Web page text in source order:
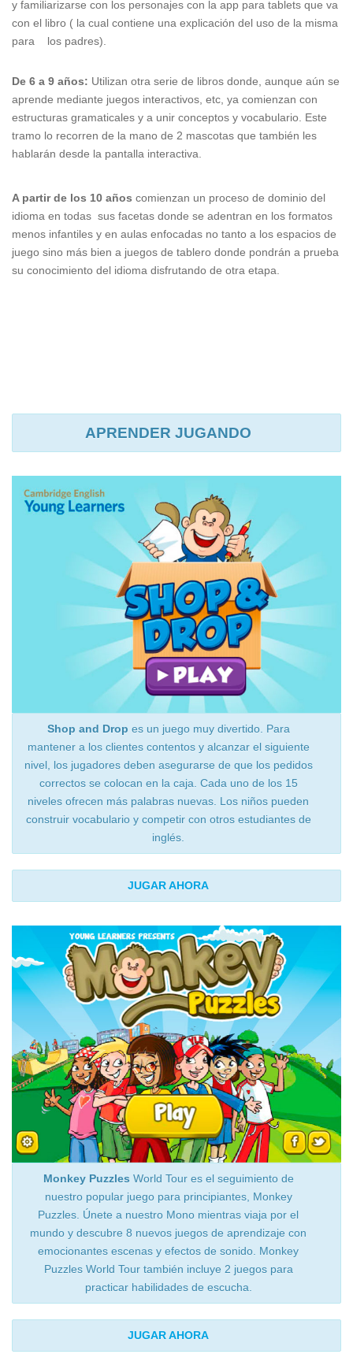
y familiarizarse con los personajes con la app para tablets que va
con el libro ( la cual contiene una explicación del uso de la misma
para los padres).
De 6 a 9 años: Utilizan otra serie de libros donde, aunque aún se
aprende mediante juegos interactivos, etc, ya comienzan con
estructuras gramaticales y a unir conceptos y vocabulario. Este
tramo lo recorren de la mano de 2 mascotas que también les
hablarán desde la pantalla interactiva.
A partir de los 10 años comienzan un proceso de dominio del
idioma en todas sus facetas donde se adentran en los formatos
menos infantiles y en aulas enfocadas no tanto a los espacios de
juego sino más bien a juegos de tablero donde pondrán a prueba
su conocimiento del idioma disfrutando de otra etapa.
APRENDER JUGANDO
Shop and Drop es un juego muy divertido. Para
mantener a los clientes contentos y alcanzar el siguiente
nivel, los jugadores deben asegurarse de que los pedidos
correctos se colocan en la caja. Cada uno de los 15
niveles ofrecen más palabras nuevas. Los niños pueden
construir vocabulario y competir con otros estudiantes de
inglés.
JUGAR AHORA
Monkey Puzzles World Tour es el seguimiento de
nuestro popular juego para principiantes, Monkey
Puzzles. Únete a nuestro Mono mientras viaja por el
mundo y descubre 8 nuevos juegos de aprendizaje con
emocionantes escenas y efectos de sonido. Monkey
Puzzles World Tour también incluye 2 juegos para
practicar habilidades de escucha.
JUGAR AHORA